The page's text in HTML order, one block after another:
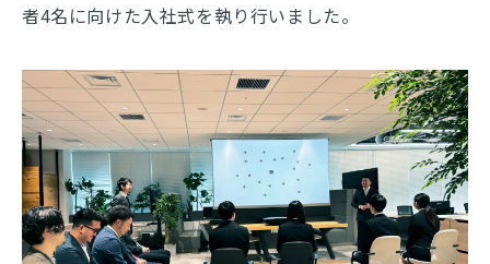
者4名に向けた入社式を執り行いました。